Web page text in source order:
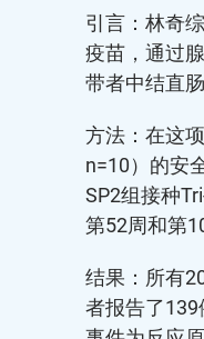
引言：林奇
疫苗，通过
带者中结直
方法：在这
n=10）的安
SP2组接种
第52周和第
结果：所有
者报告了